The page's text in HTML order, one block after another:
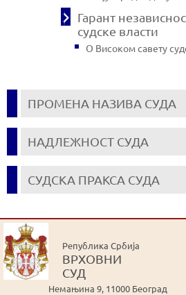
Гарант
судске власти
О Високом савету
ПРОМЕНА НАЗИВА СУДА
НАДЛЕЖНОСТ СУДА
СУДСКА ПРАКСА СУДА
Република Србија
ВРХОВНИ
СУД
Немањина 9, 11000 Београд